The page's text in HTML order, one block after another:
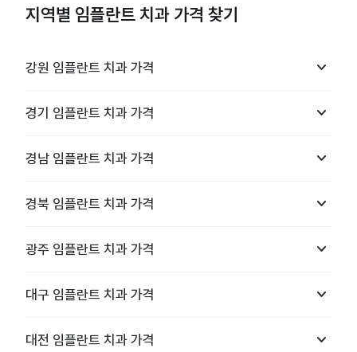
지역별 임플란트 치과 가격 찾기
강원 임플란트 치과 가격 keyboard_arrow_down
경기 임플란트 치과 가격 keyboard_arrow_down
경남 임플란트 치과 가격 keyboard_arrow_down
경북 임플란트 치과 가격 keyboard_arrow_down
광주 임플란트 치과 가격 keyboard_arrow_down
대구 임플란트 치과 가격 keyboard_arrow_down
대전 임플란트 치과 가격 keyboard_arrow_down